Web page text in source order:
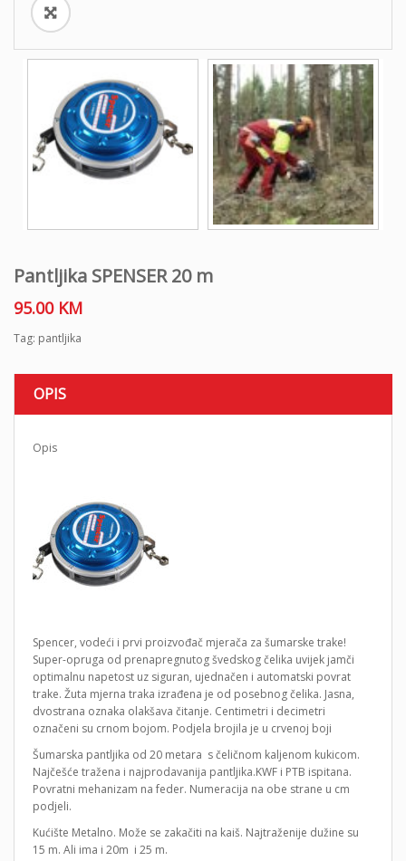
Pantljika SPENSER 20 m
95.00 KM
Tag: pantljika
OPIS
Opis
Spencer, vodeći i prvi proizvođač mjerača za šumarske trake!
Super-opruga od prenapregnutog švedskog čelika uvijek jamči
optimalnu napetost uz siguran, ujednačen i automatski povrat
trake. Žuta mjerna traka izrađena je od posebnog čelika. Jasna,
dvostrana oznaka olakšava čitanje. Centimetri i decimetri
označeni su crnom bojom. Podjela brojila je u crvenoj boji
Šumarska pantljika od 20 metara s čeličnom kaljenom kukicom.
Najčešće tražena i najprodavanija pantljika.KWF i PTB ispitana.
Povratni mehanizam na feder. Numeracija na obe strane u cm
podjeli.
Kućište Metalno. Može se zakačiti na kaiš. Najtraženije dužine su
15 m. Ali ima i 20m i 25 m.